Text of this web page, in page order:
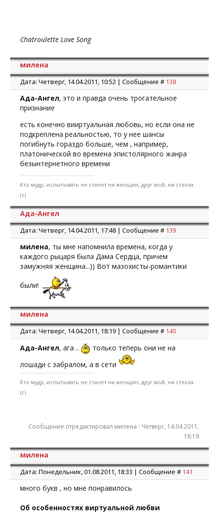
Chatroulette Love Song
милена
Дата: Четверг, 14.04.2011, 10:52 | Сообщение # 138
Ада-Ангел, это и правда очень трогательное
признание
есть конечно вииртуальная любовь, но если она не
подкреплена реальностью, то у нее шансы
погибнуть гораздо больше, чем , например,
платонической во времена эпистолярного жанра
безынтернетного времени
Кто мудр, испытывать не станет ни женщин, друг мой, ни стекла.
(с)
Ада-Ангел
Дата: Четверг, 14.04.2011, 17:48 | Сообщение # 139
милена, ты мне напомнила времена, когда у
каждого рыцаря была Дама Сердца, причем
замужняя женщина...)) Вот мазохисты-романтики
были!
милена
Дата: Четверг, 14.04.2011, 18:19 | Сообщение # 140
Ада-Ангел, ага ..
только теперь они не на
лошади с забралом, а в сети
Кто мудр, испытывать не станет ни женщин, друг мой, ни стекла.
(с)
Сообщение отредактировал милена - Четверг, 14.04.2011,
18:19
милена
Дата: Понедельник, 01.08.2011, 18:33 | Сообщение # 141
много букв , но мне понравилось
Об особенностях виртуальной любви